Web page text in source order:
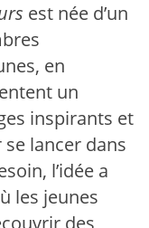
est née d’un
en
un
inspirants et
lancer dans
l’idée a
les jeunes
des